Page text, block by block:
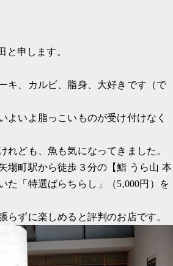
ン
と申します。
キ、カルビ、脂身、大好きです（で
よいよ脂っこいものが受け付けなく
れども、魚も気になってきました。
場町駅から徒歩３分の【鮨 うら山 本
た「特選ばらちらし」（5,000円）を
らずに楽しめると評判のお店です。